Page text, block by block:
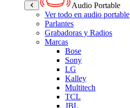
Audio Portable
Ver todo en audio portable
Parlantes
Grabadoras y Radios
Marcas
Bose
Sony
LG
Kalley
Multitech
TCL
JBL